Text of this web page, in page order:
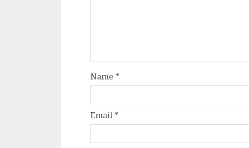
Name *
Email *